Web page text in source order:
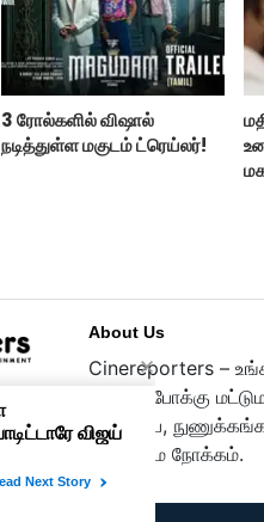
3 ரோல்களில் விஷால்
நடித்துள்ள மகுடம் ட்ரெய்லர்!
About Us
Cinereporters –
பொழுதுபோக்கு
உழைப்பை,
முதன்மை நோக்கம்.